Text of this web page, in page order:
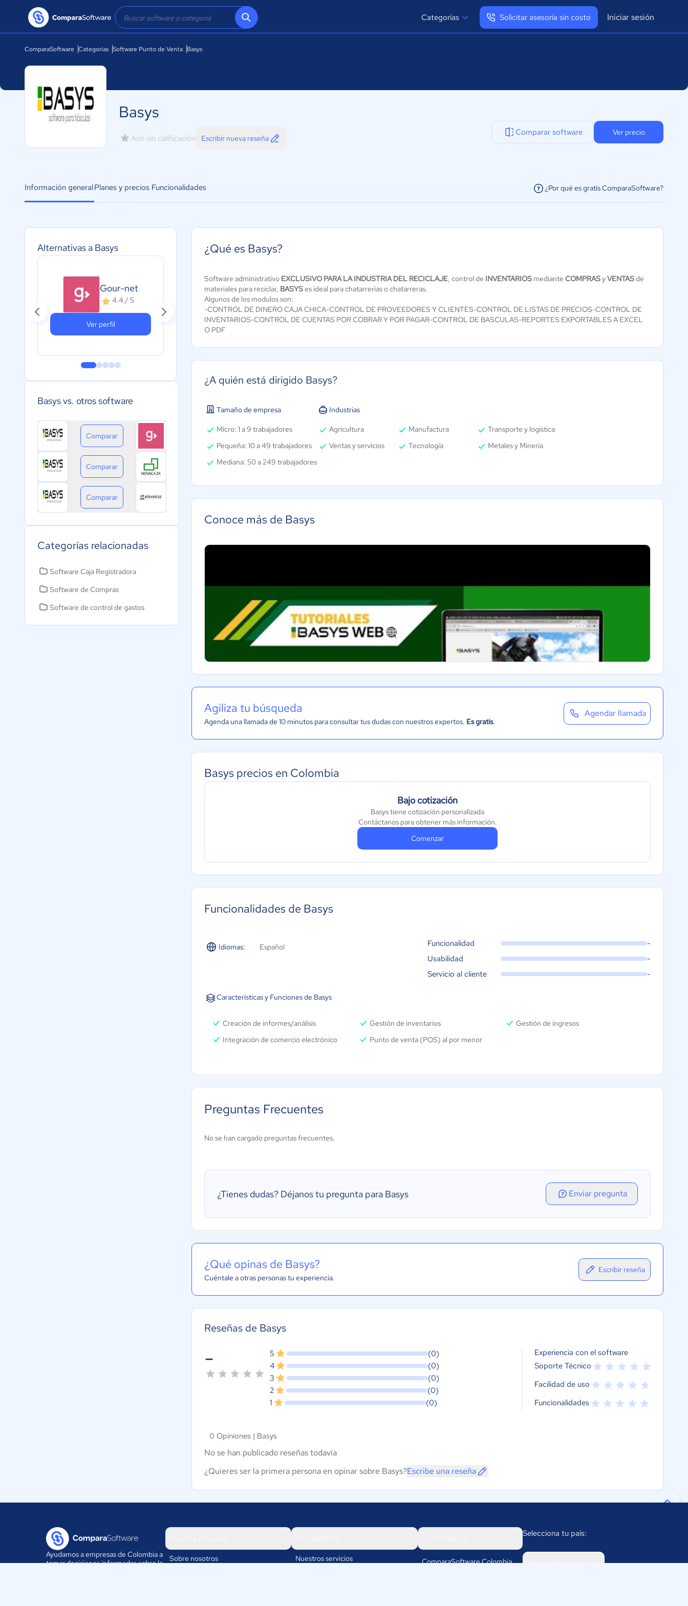
Categorías Solicitar asesoría sin costo Iniciar sesión
ComparaSoftware Categorías Software Punto de Venta Basys
Basys
Aún sin calificación Escribir nueva reseña
Comparar software Ver precio
Información generalPlanes y precios Funcionalidades ¿Por qué es gratis ComparaSoftware?
Alternativas a Basys
Gour-net
4.4 / 5
Ver perfil
NOVACAJA
5 / 5
Eleventa punto
de venta
4.5 / 5
- Software
Aún sin
calificación
Basys vs. otros software
Comparar
Comparar
Comparar
Categorías relacionadas
Software Caja Registradora
Software de Compras
Software de control de gastos
¿Qué es Basys?
Software administrativo EXCLUSIVO PARA LA INDUSTRIA DEL RECICLAJE, control de INVENTARIOS mediante COMPRASyVENTASde
materiales para reciclar, BASYSes ideal para chatarrerias o chatarreras.
Algunos de los modulos son:
-CONTROL DE DINERO CAJA CHICA-CONTROL DE PROVEEDORES Y CLIENTES-CONTROL DE LISTAS DE PRECIOS-CONTROL DE
INVENTARIOS-CONTROL DE CUENTAS POR COBRAR Y POR PAGAR-CONTROL DE BASCULAS-REPORTES EXPORTABLES A EXCEL
O PDF
¿A quién está dirigido Basys?
Tamaño de empresa
Micro: 1 a 9 trabajadores
Pequeña: 10 a 49 trabajadores
Mediana: 50 a 249 trabajadores
Industrias
Agricultura Manufactura
Transporte y logística
Ventas y servicios
Tecnología Metales y Minería
Conoce más de Basys
Agiliza tu búsqueda
Agenda una llamada de 10 minutos para consultar tus dudas con nuestros expertos. Es gratis.
Agendar llamada
Basys precios en Colombia
Bajo cotización
Basys tiene cotización personalizada
Contáctanos para obtener más información.
Comenzar
Funcionalidades de Basys
Idiomas: Español Funcionalidad
-
Usabilidad
-
Servicio al cliente
-
Características y Funciones de Basys
Creación de informes/análisis Gestión de inventarios
Gestión de ingresos
Integración de comercio electrónico
Punto de venta (POS) al por menor
Preguntas Frecuentes
No se han cargado preguntas frecuentes.
¿Tienes dudas? Déjanos tu pregunta para Basys Enviar pregunta
¿Qué opinas de Basys?
Cuéntale a otras personas tu experiencia.
Escribir reseña
Reseñas de Basys
- 5
(0)
4
(0)
3
(0)
2
(0)
1
(0)
Experiencia con el software
Soporte Técnico
Facilidad de uso
Funcionalidades
0 Opiniones | Basys
No se han publicado reseñas todavía
¿Quieres ser la primera persona en opinar sobre Basys?Escribe una reseña
Ayudamos a empresas de Colombia a
tomar decisiones informadas sobre la
Sobre nosotros
Nuestros servicios
ComparaSoftware Colombia
Selecciona tu país: